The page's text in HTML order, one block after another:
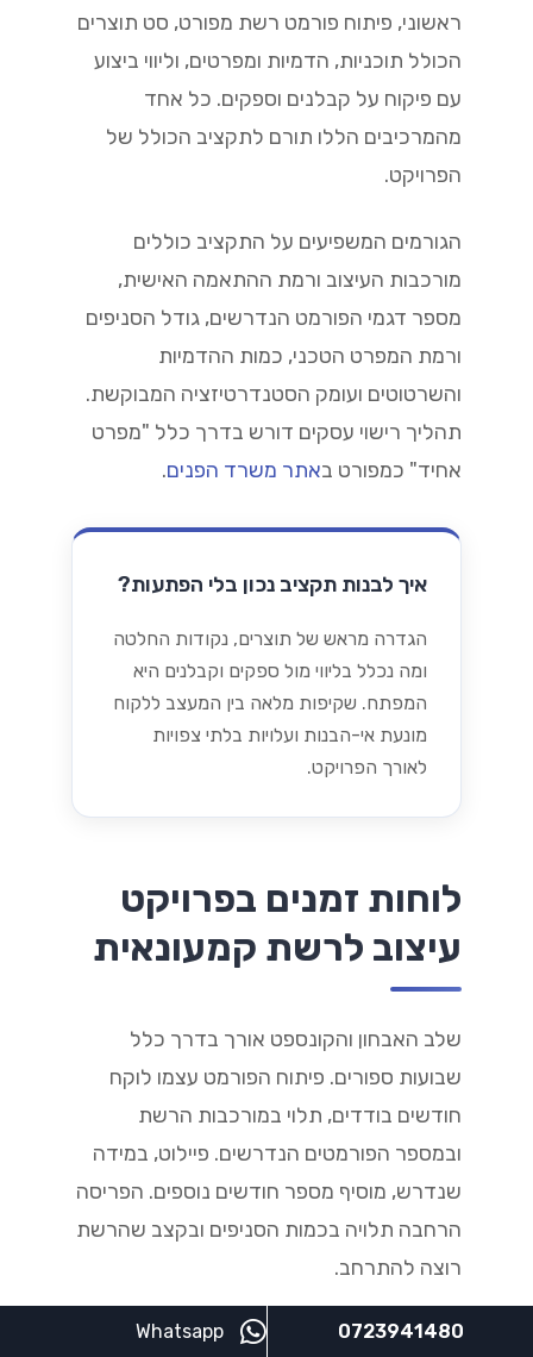
ראשוני, פיתוח פורמט רשת מפורט, סט תוצרים
הכולל תוכניות, הדמיות ומפרטים, וליווי ביצוע
עם פיקוח על קבלנים וספקים. כל אחד
מהמרכיבים הללו תורם לתקציב הכולל של
הפרויקט.
הגורמים המשפיעים על התקציב כוללים
מורכבות העיצוב ורמת ההתאמה האישית,
מספר דגמי הפורמט הנדרשים, גודל הסניפים
ורמת המפרט הטכני, כמות ההדמיות
והשרטוטים ועומק הסטנדרטיזציה המבוקשת.
תהליך רישוי עסקים דורש בדרך כלל "מפרט
אחיד" כמפורט באתר משרד הפנים.
איך לבנות תקציב נכון בלי הפתעות?
הגדרה מראש של תוצרים, נקודות החלטה
ומה נכלל בליווי מול ספקים וקבלנים היא
המפתח. שקיפות מלאה בין המעצב ללקוח
מונעת אי-הבנות ועלויות בלתי צפויות
לאורך הפרויקט.
לוחות זמנים בפרויקט
עיצוב לרשת קמעונאית
שלב האבחון והקונספט אורך בדרך כלל
שבועות ספורים. פיתוח הפורמט עצמו לוקח
חודשים בודדים, תלוי במורכבות הרשת
ובמספר הפורמטים הנדרשים. פיילוט, במידה
שנדרש, מוסיף מספר חודשים נוספים. הפריסה
הרחבה תלויה בכמות הסניפים ובקצב שהרשת
רוצה להתרחב.
שלב הפיילוט חיוני למניעת תיקונים יקרים
0723941480
Whatsapp